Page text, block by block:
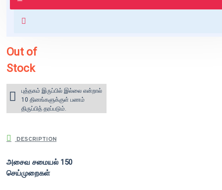
for orders above ₹1000 within
Out of
Stock
புத்தகம் இருப்பில் இல்லை என்றால்
10 தினங்களுக்குள் பணம்
திருப்பித் தரப்படும்.
DESCRIPTION
அசைவ சமையல் 150
செய்முறைகள்